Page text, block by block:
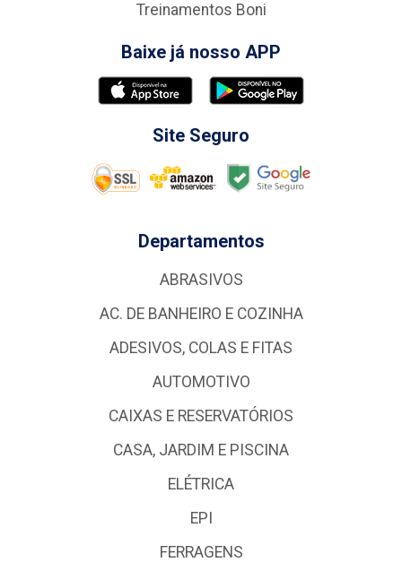
Treinamentos Boni
Baixe já nosso APP
Site Seguro
Departamentos
ABRASIVOS
AC. DE BANHEIRO E COZINHA
ADESIVOS, COLAS E FITAS
AUTOMOTIVO
CAIXAS E RESERVATÓRIOS
CASA, JARDIM E PISCINA
ELÉTRICA
EPI
FERRAGENS